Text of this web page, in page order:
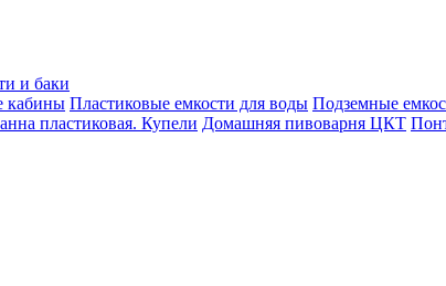
и баки
кабины Пластиковые емкости для воды Подземные
пластиковая. Купели Домашняя пивоварня ЦКТ